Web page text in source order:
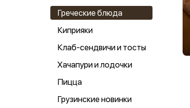
Греческие блюда
Киприяки
Клаб-сендвичи и тосты
Хачапури и лодочки
Пицца
Грузинские новинки